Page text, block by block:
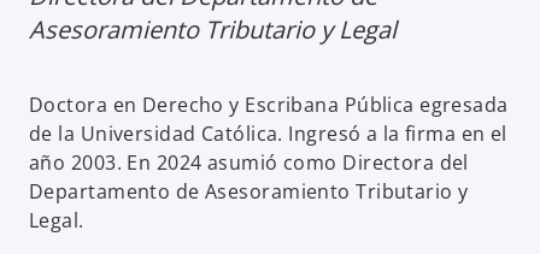
Asesoramiento Tributario y Legal
Doctora en Derecho y Escribana Pública egresada
de la Universidad Católica. Ingresó a la firma en el
año 2003. En 2024 asumió como Directora del
Departamento de Asesoramiento Tributario y
Legal.